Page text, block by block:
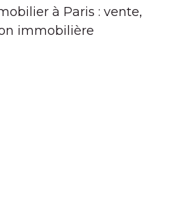
à Paris : vente,
immobilière